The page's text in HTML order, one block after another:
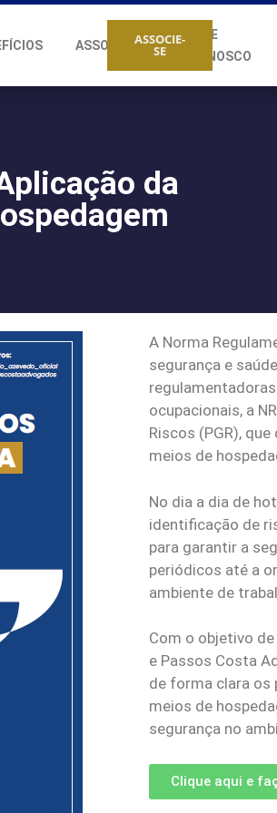
ASSOCIADOS
FALE
CONOSCO
ASSOCIE-
SE
da
A Norma
segurança e
ocupacionais, a
Riscos (PGR),
meios de
No dia a dia de
identificação de
para garantir a
periódicos até a
ambiente de
Com o objetivo
e Passos Costa
de forma clara os
meios de
segurança no
Clique aqui e